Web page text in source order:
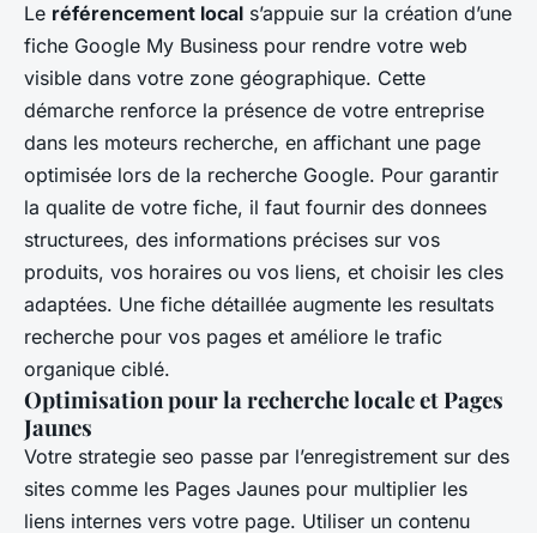
Le référencement local s’appuie sur la création d’une
fiche Google My Business pour rendre votre web
visible dans votre zone géographique. Cette
démarche renforce la présence de votre entreprise
dans les moteurs recherche, en affichant une page
optimisée lors de la recherche Google. Pour garantir
la qualite de votre fiche, il faut fournir des donnees
structurees, des informations précises sur vos
produits, vos horaires ou vos liens, et choisir les cles
adaptées. Une fiche détaillée augmente les resultats
recherche pour vos pages et améliore le trafic
organique ciblé.
Optimisation pour la recherche locale et Pages
Jaunes
Votre strategie seo passe par l’enregistrement sur des
sites comme les Pages Jaunes pour multiplier les
liens internes vers votre page. Utiliser un contenu